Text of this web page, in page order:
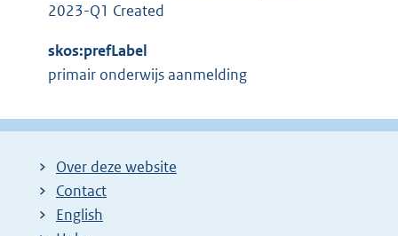
2023-Q1 Created
skos:prefLabel
primair onderwijs aanmelding
Over deze website
Contact
English